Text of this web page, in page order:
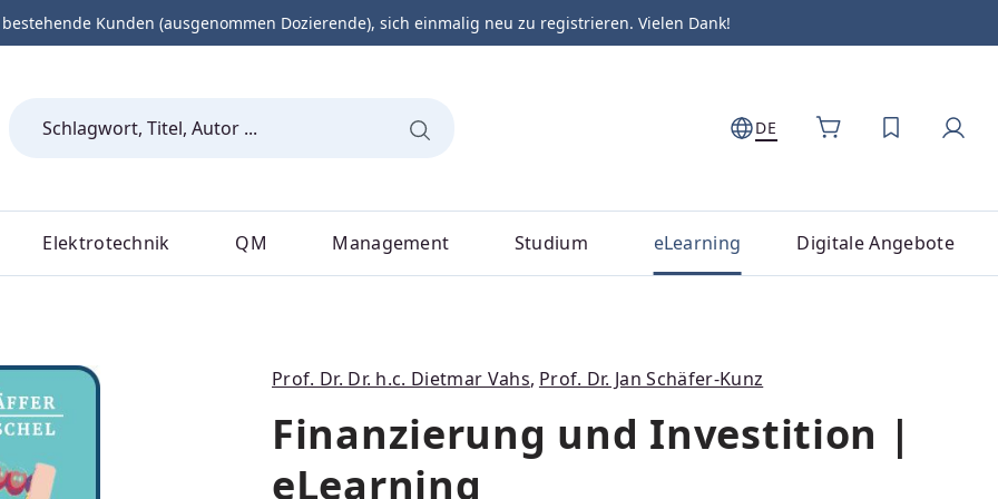
Kunden (ausgenommen Dozierende), sich einmalig neu zu registrieren. Vielen Dank!
DE DU HAST 0
Elektrotechnik QM Management Studium eLearning Digitale Angebote
Prof. Dr. Dr. h.c. Dietmar Vahs, Prof. Dr. Jan Schäfer-Kunz
Finanzierung und Investition |
eLearning